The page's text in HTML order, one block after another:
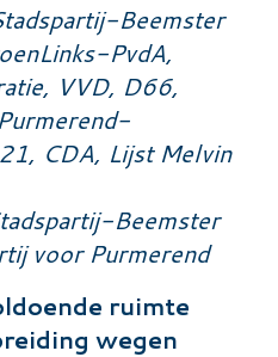
Beemster
PvdA,
VVD, D66,
CDA, Lijst Melvin
Beemster
voor Purmerend
ruimte
wegen